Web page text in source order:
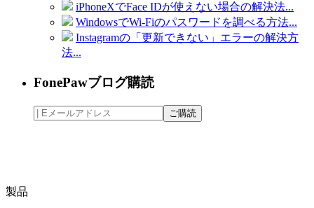
iPhoneXでFace IDが使えない場合の解決法...
WindowsでWi-Fiのパスワードを調べる方法...
Instagramの「更新できない」エラーの解決方
法...
FonePawブログ購読
製品